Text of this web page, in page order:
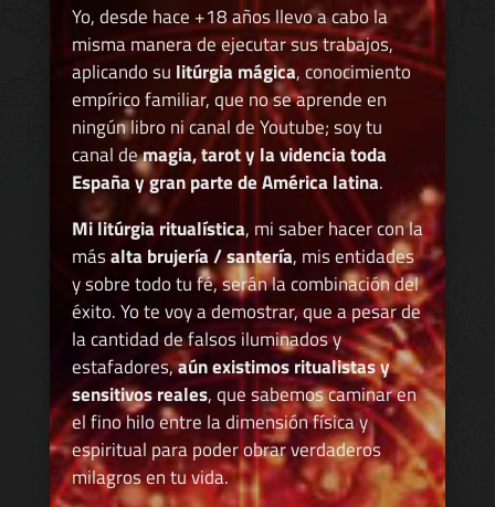
Yo, desde hace +18 años llevo a cabo la
misma manera de ejecutar sus trabajos,
aplicando su litúrgia mágica, conocimiento
empírico familiar, que no se aprende en
ningún libro ni canal de Youtube; soy tu
canal demagia, tarot y la videncia toda
España y gran parte de América latina.
Mi litúrgia ritualística, mi saber hacer con la
másalta brujería / santería, mis entidades
y sobre todo tu fé, serán la combinación del
éxito. Yo te voy a demostrar, que a pesar de
la cantidad de falsos iluminados y
estafadores,aún existimos ritualistas y
sensitivos reales, que sabemos caminar en
el fino hilo entre la dimensión física y
espiritual para poder obrar verdaderos
milagros en tu vida.